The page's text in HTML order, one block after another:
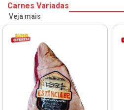
Carnes Variadas
Veja mais